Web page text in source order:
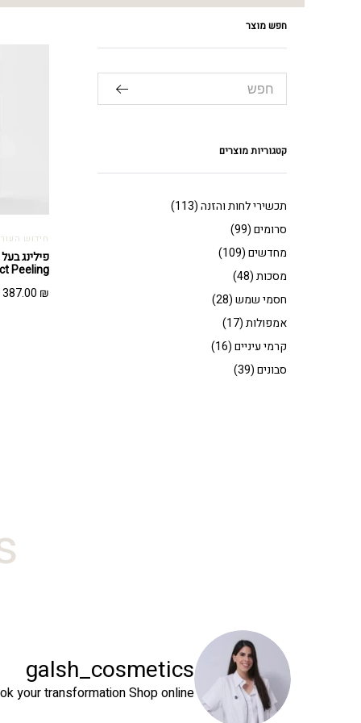
חפש מוצר
קטגוריות מוצרים
תכשירי לחות והזנה(113)
סרומים(99)
מחדשים(109)
מסכות(48)
חסמי שמש(28)
אמפולות(17)
קרמי עיניים(16)
סבונים(39)
חידוש העור
Peeling
387.00 ₪
galsh_cosmetics
your transformationShop online⬇️